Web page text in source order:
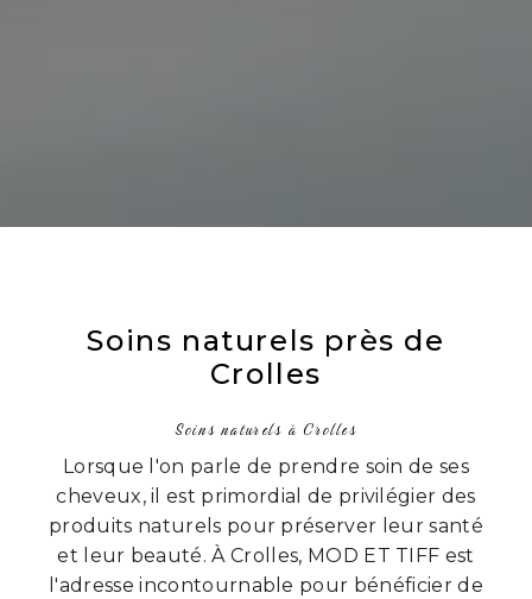
Soins naturels près de
Crolles
Soins naturels à Crolles
Lorsque l'on parle de prendre soin de ses
cheveux, il est primordial de privilégier des
produits naturels pour préserver leur santé
et leur beauté. À Crolles, MOD ET TIFF est
l'adresse incontournable pour bénéficier de